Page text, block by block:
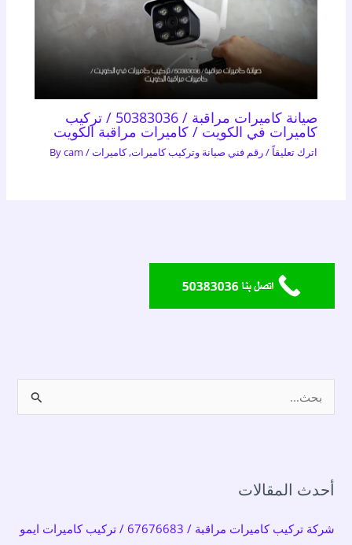
صيانة كاميرات مراقبة / 50383036 / تركيب
كاميرات في الكويت / كاميرات مراقبة الكويت
اترك تعليقاً/رقم فني صيانة وتركيب كاميرات,كاميرات/ By
cam
ث
ن
أحدث المقالات
شركة تركيب كاميرات مراقبة / 67676683 / تركيب كاميرات ايمو